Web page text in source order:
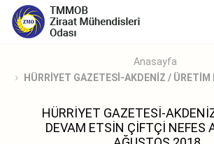
Anasayfa
HÜRRİYET GAZETESİ-AKDENİZ / ÜRETİM
HÜRRİYET GAZETESİ-
DEVAM ETSİN ÇİFTÇİ NEFES